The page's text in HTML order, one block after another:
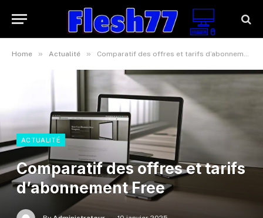
Home » Actualité » Comparatif des offres et tarifs d’abonnement Free
ACTUALITÉ
Comparatif des offres et tarifs
d’abonnement Free